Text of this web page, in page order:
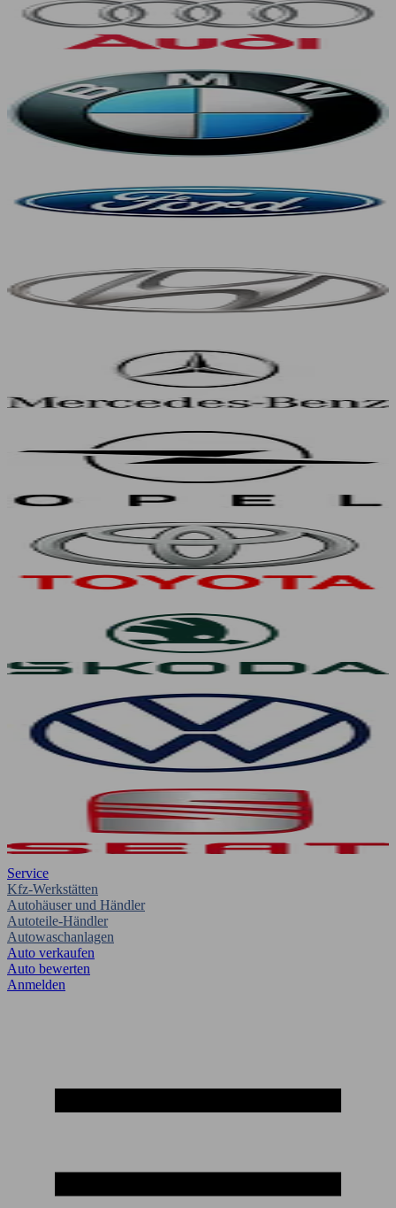
Service
Kfz-Werkstätten
Autohäuser und Händler
Autoteile-Händler
Autowaschanlagen
Auto verkaufen
Auto bewerten
Anmelden